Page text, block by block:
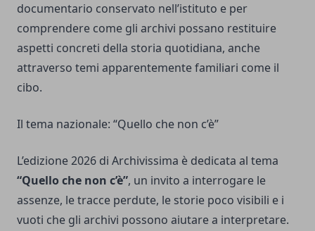
documentario conservato nell’istituto e per
comprendere come gli archivi possano restituire
aspetti concreti della storia quotidiana, anche
attraverso temi apparentemente familiari come il
cibo.
Il tema nazionale: “Quello che non c’è”
L’edizione 2026 di Archivissima è dedicata al tema
“Quello che non c’è”, un invito a interrogare le
assenze, le tracce perdute, le storie poco visibili e i
vuoti che gli archivi possono aiutare a interpretare.